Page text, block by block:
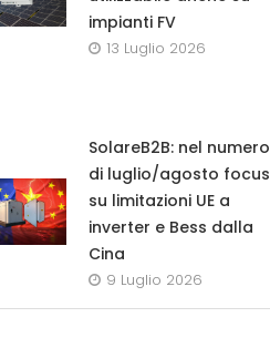
impianti FV
13 Luglio 2026
SolareB2B: nel numero
di luglio/agosto focus
su limitazioni UE a
inverter e Bess dalla
Cina
9 Luglio 2026